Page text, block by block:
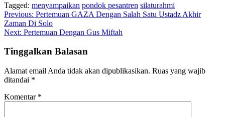
Tagged: menyampaikan pondok pesantren silaturahmi
Navigasi
pos
Previous: Pertemuan GAZA Dengan Salah Satu Ustadz Akhir
Zaman Di Solo
Next: Pertemuan Dengan Gus Miftah
Tinggalkan Balasan
Alamat email Anda tidak akan dipublikasikan. Ruas yang wajib
ditandai *
Komentar *